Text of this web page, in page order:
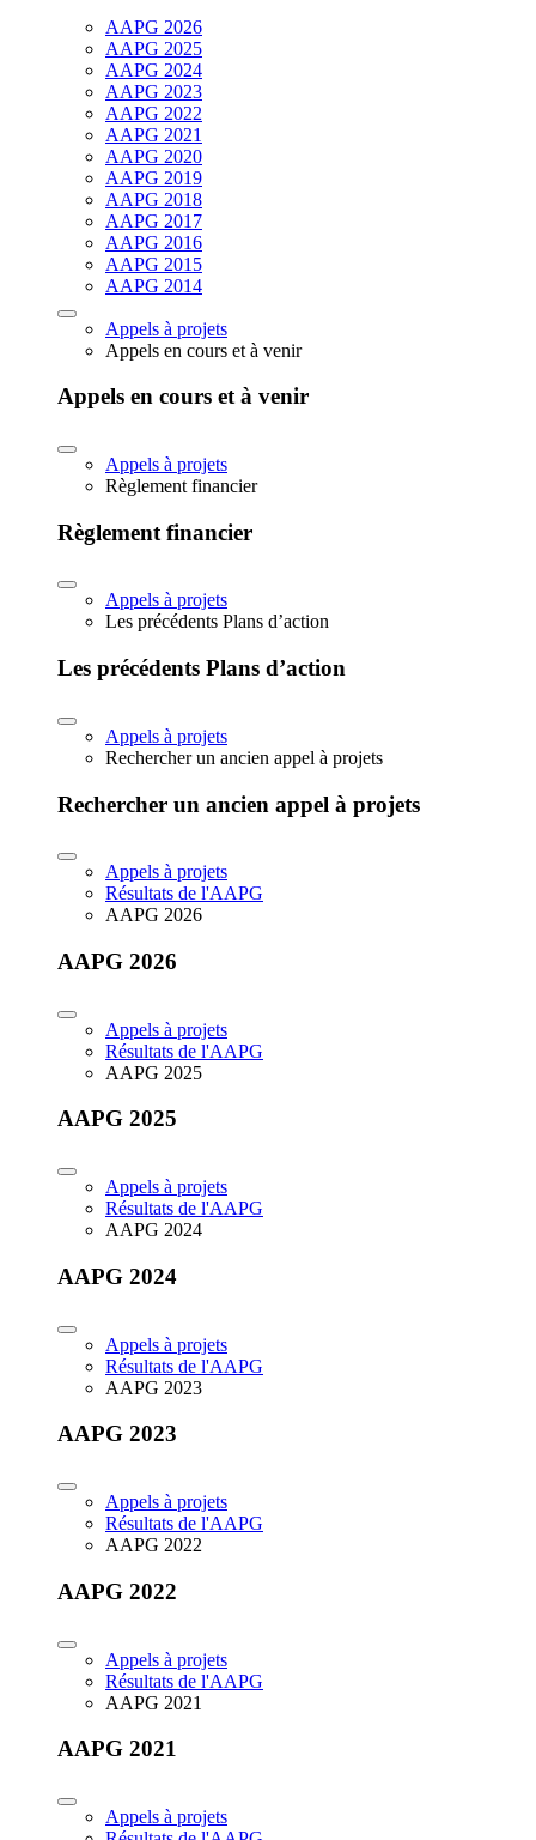
AAPG 2026
AAPG 2025
AAPG 2024
AAPG 2023
AAPG 2022
AAPG 2021
AAPG 2020
AAPG 2019
AAPG 2018
AAPG 2017
AAPG 2016
AAPG 2015
AAPG 2014
Appels à projets
Appels en cours et à venir
Appels en cours et à venir
Appels à projets
Règlement financier
Règlement financier
Appels à projets
Les précédents Plans d’action
Les précédents Plans d’action
Appels à projets
Rechercher un ancien appel à projets
Rechercher un ancien appel à projets
Appels à projets
Résultats de l'AAPG
AAPG 2026
AAPG 2026
Appels à projets
Résultats de l'AAPG
AAPG 2025
AAPG 2025
Appels à projets
Résultats de l'AAPG
AAPG 2024
AAPG 2024
Appels à projets
Résultats de l'AAPG
AAPG 2023
AAPG 2023
Appels à projets
Résultats de l'AAPG
AAPG 2022
AAPG 2022
Appels à projets
Résultats de l'AAPG
AAPG 2021
AAPG 2021
Appels à projets